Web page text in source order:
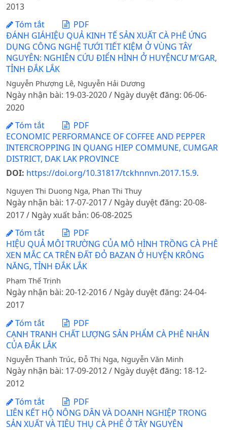
2013
Tóm tắt
PDF
ĐÁNH GIÁHIỆU QUẢ KINH TẾ SẢN XUẤT CÀ PHÊ ỨNG
DỤNG CÔNG NGHỆ TƯỚI TIẾT KIỆM Ở VÙNG TÂY
NGUYÊN: NGHIÊN CỨU ĐIỂN HÌNH Ở HUYỆNCƯ M’GAR,
TỈNH ĐẮK LẮK
Nguyễn Phượng Lê, Nguyễn Hải Dương
Ngày nhận bài: 19-03-2020 / Ngày duyệt đăng: 06-06-
2020
Tóm tắt
PDF
ECONOMIC PERFORMANCE OF COFFEE AND PEPPER
INTERCROPPING IN QUANG HIEP COMMUNE, CUMGAR
DISTRICT, DAK LAK PROVINCE
DOI: https://doi.org/10.31817/tckhnnvn.2017.15.9.
Nguyen Thi Duong Nga, Phan Thi Thuy
Ngày nhận bài: 17-07-2017 / Ngày duyệt đăng: 20-08-
2017 / Ngày xuất bản: 06-08-2025
Tóm tắt
PDF
HIỆU QUẢ MÔI TRƯỜNG CỦA MÔ HÌNH TRỒNG CÀ PHÊ
XEN MẮC CA TRÊN ĐẤT ĐỎ BAZAN Ở HUYỆN KRÔNG
NĂNG, TỈNH ĐẮK LẮK
Phạm Thế Trịnh
Ngày nhận bài: 20-12-2016 / Ngày duyệt đăng: 24-04-
2017
Tóm tắt
PDF
CẠNH TRANH CHẤT LƯỢNG SẢN PHẨM CÀ PHÊ NHÂN
CỦA ĐẮK LẮK
Nguyễn Thanh Trúc, Đỗ Thị Nga, Nguyễn Văn Minh
Ngày nhận bài: 17-09-2012 / Ngày duyệt đăng: 18-12-
2012
Tóm tắt
PDF
LIÊN KẾT HỘ NÔNG DÂN VÀ DOANH NGHIỆP TRONG
SẢN XUẤT VÀ TIÊU THỤ CÀ PHÊ Ở TÂY NGUYÊN